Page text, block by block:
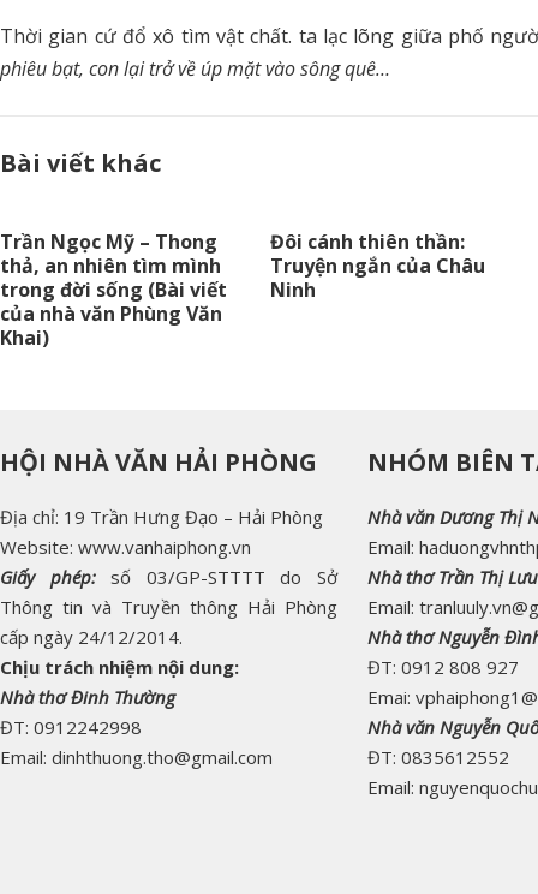
Thời gian cứ đổ xô tìm vật chất. ta lạc lõng giữa phố
phiêu bạt, con lại trở về úp mặt vào sông quê…
Bài viết khác
Trần Ngọc Mỹ – Thong
thả, an nhiên tìm mình
trong đời sống (Bài viết
của nhà văn Phùng Văn
Khai)
Đôi cánh thiên thần:
Truyện ngắn của Châu
Ninh
HỘI NHÀ VĂN HẢI PHÒNG
Địa chỉ: 19 Trần Hưng Đạo – Hải Phòng
Website: www.vanhaiphong.vn
Giấy phép:
số 03/GP-STTTT do Sở
Thông tin và Truyền thông Hải Phòng
cấp ngày 24/12/2014.
Chịu trách nhiệm nội dung:
Nhà thơ Đinh Thường
ĐT: 0912242998
Email: dinhthuong.tho@gmail.com
NHÓM BIÊN
Nhà văn Dương Thị
Email:
Nhà thơ Trần Thị
Email:
Nhà thơ Nguyễn
ĐT: 0912 808 927
Emai:
Nhà văn Nguyễn
ĐT: 0835612552
Email: